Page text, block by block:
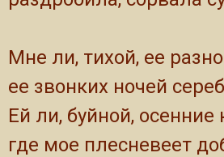
Мне ли, тихой, ее
ее звонких ночей
Ей ли, буйной, осенние
где мое плесневеет